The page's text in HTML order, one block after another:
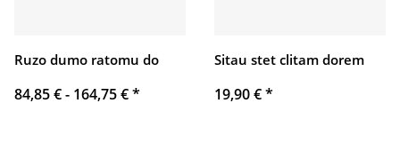
Ruzo dumo ratomu do
84,85 € - 164,75 €*
Sitau stet clitam dorem
19,90 €*